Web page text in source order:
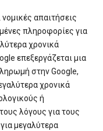
απαιτήσεις
πληροφορίες για
χρονικά
επεξεργάζεται μια
στην Google,
χρονικά
ή
λόγους για τους
μεγαλύτερα